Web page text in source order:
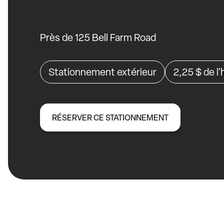
Près de 125 Bell Farm Road
Stationnement extérieur 2,25 $de
RÉSERVER CE STATIONNEMENT